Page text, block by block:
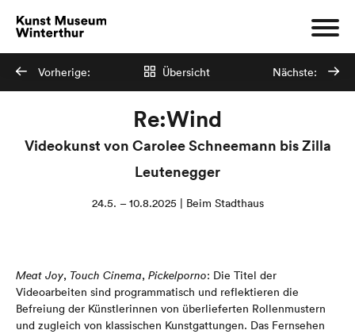
Vorherige: Übersicht Nächste:
Re:Wind
Videokunst von Carolee Schneemann bis Zilla
Leutenegger
24.5. – 10.8.2025 | Beim Stadthaus
Meat Joy, Touch Cinema, Pickelporno: Die Titel der
Videoarbeiten sind programmatisch und reflektieren die
Befreiung der Künstlerinnen von überlieferten Rollenmustern
und zugleich von klassischen Kunstgattungen. Das Fernsehen